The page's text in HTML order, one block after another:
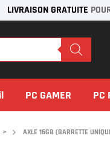
LIVRAISON GRATUITE
PC GAMER PC
> AXLE 16GB (BARRETTE